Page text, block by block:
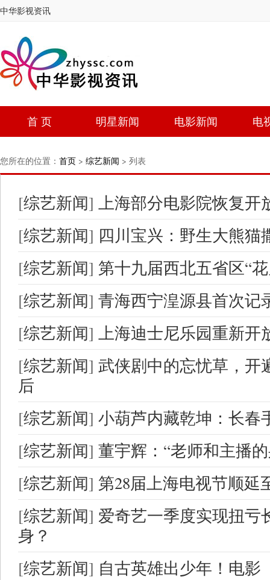
中华影视资讯
首 页 明星新闻 电影新闻 电
您所在的位置： 首页 > 综艺新闻 > 列表
[综艺新闻] 上海部分电影院恢复开
[综艺新闻] 四川宝兴：野生大熊猫
[综艺新闻] 第十九届西北五省区“
[综艺新闻] 青海西宁湟源县首次记
[综艺新闻] 上海迪士尼乐园重新开
[综艺新闻] 武侠剧中的忘忧草，开
后
[综艺新闻] 小葫芦内藏乾坤：长春
[综艺新闻] 董宇辉：“老师和主播
[综艺新闻] 第28届上海电视节顺延
[综艺新闻] 爱奇艺一季度实现扭亏
身？
[综艺新闻] 自古英雄出少年！电影